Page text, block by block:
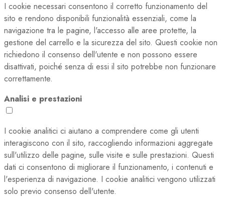
I cookie necessari consentono il corretto funzionamento del
sito e rendono disponibili funzionalità essenziali, come la
navigazione tra le pagine, l'accesso alle aree protette, la
gestione del carrello e la sicurezza del sito. Questi cookie non
richiedono il consenso dell'utente e non possono essere
disattivati, poiché senza di essi il sito potrebbe non funzionare
correttamente.
Analisi e prestazioni
I cookie analitici ci aiutano a comprendere come gli utenti
interagiscono con il sito, raccogliendo informazioni aggregate
sull'utilizzo delle pagine, sulle visite e sulle prestazioni. Questi
dati ci consentono di migliorare il funzionamento, i contenuti e
l'esperienza di navigazione. I cookie analitici vengono utilizzati
solo previo consenso dell'utente.